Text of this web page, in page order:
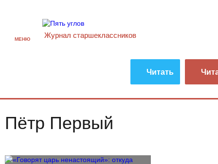
МЕНЮ Журнал старшекласcников
Читать
Пётр Первый